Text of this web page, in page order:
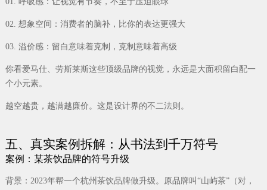
02. 想象空间：消费者的脑补，比你的表达更强大
03. 溢价感：留白意味着克制，克制意味着高级
你看爱马仕、劳斯莱斯这些顶级品牌的视觉，永远是大面积留白配一
个小元素。
越空越贵，越满越廉价。这是设计界的不二法则。
五、真实案例拆解：从书法到千万符号
案例：某茶饮品牌的符号升级
背景：2023年帮一个杭州茶饮品牌做升级。原品牌叫“山屿茶”（对，